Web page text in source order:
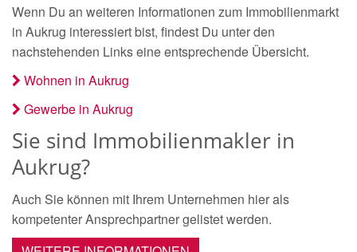
Wenn Du an weiteren Informationen zum Immobilienmarkt
in Aukrug interessiert bist, findest Du unter den
nachstehenden Links eine entsprechende Übersicht.
Wohnen in Aukrug
Gewerbe in Aukrug
Sie sind Immobilienmakler in
Aukrug?
Auch Sie können mit Ihrem Unternehmen hier als
kompetenter Ansprechpartner gelistet werden.